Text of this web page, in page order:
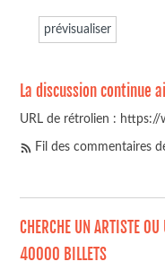
La discussion continue
URL de rétrolien :
Fil des commentaires
CHERCHE UN ARTISTE
40000 BILLETS